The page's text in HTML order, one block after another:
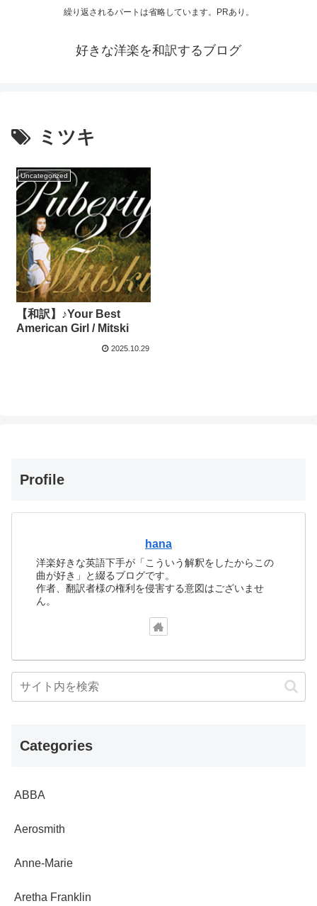
繰り返されるパートは省略しています。PRあり。
好きな洋楽を和訳するブログ
ミツキ
Uncategorized
【和訳】♪Your Best
American Girl / Mitski
2025.10.29
Profile
hana
洋楽好きな英語下手が「こういう解釈をしたからこの
曲が好き」と綴るブログです。
作者、翻訳者様の権利を侵害する意図はございませ
ん。
Categories
ABBA
Aerosmith
Anne-Marie
Aretha Franklin